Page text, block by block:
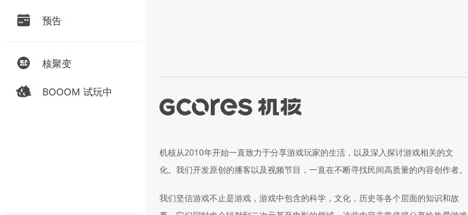
预告
核聚变
BOOOM 试玩中
机核从2010年开始一直致力于分享游戏玩家的生活，以及深入探讨游戏相关的文
化。我们开发原创的播客以及视频节目，一直在不断寻找民间高质量的内容创作者。
我们坚信游戏不止是游戏，游戏中包含的科学，文化，历史等各个层面的知识和故